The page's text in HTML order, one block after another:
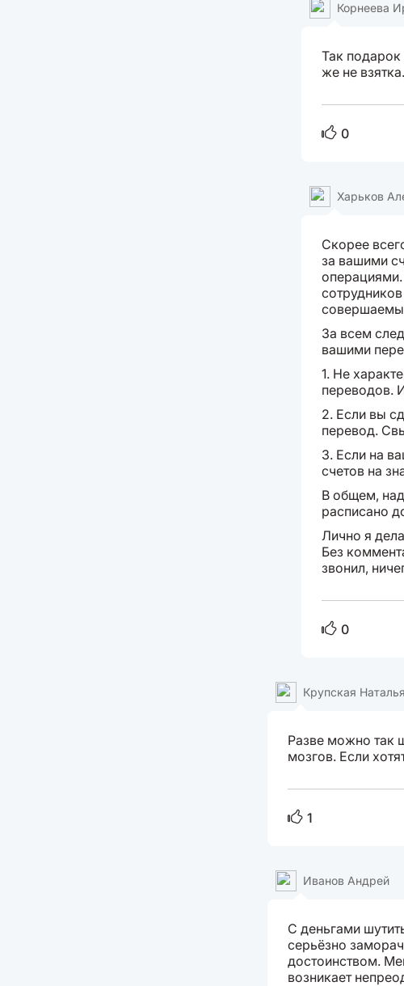
Корнеева
Так подарок
же не
0
Харьков
Скорее
за вашими
операциями.
За всем
вашими
1. Не
переводов.
2. Если вы
перевод.
3. Если на
счетов на
В общем,
расписано
Лично я
Без
звонил,
0
Крупская Наталья
Разве можно так
мозгов. Если
1
Иванов Андрей
С деньгами
серьёзно
достоинством.
возникает